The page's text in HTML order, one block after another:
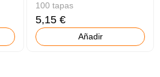
100 tapas
5,15 €
Añadir